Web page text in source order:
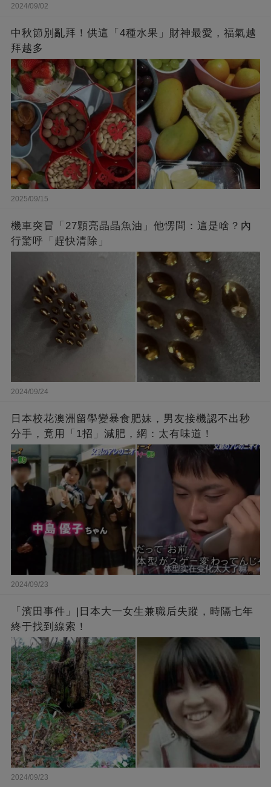
2024/09/02
中秋節別亂拜！供這「4種水果」財神最愛，福氣越
拜越多
2025/09/15
機車突冒「27顆亮晶晶魚油」他愣問：這是啥？內
行驚呼「趕快清除」
2024/09/24
日本校花澳洲留學變暴食肥妹，男友接機認不出秒
分手，竟用「1招」減肥，網：太有味道！
2024/09/23
「濱田事件」|日本大一女生兼職后失蹤，時隔七年
終于找到線索！
2024/09/23